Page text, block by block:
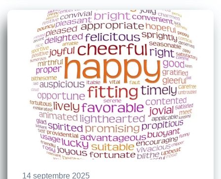
14 septembre 2025